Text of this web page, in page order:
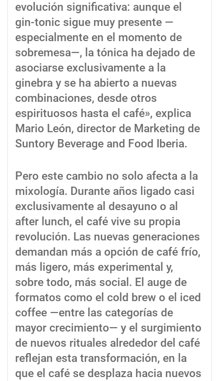
evolución significativa: aunque el
gin-tonic sigue muy presente —
especialmente en el momento de
sobremesa—, la tónica ha dejado de
asociarse exclusivamente a la
ginebra y se ha abierto a nuevas
combinaciones, desde otros
espirituosos hasta el café», explica
Mario León, director de Marketing de
Suntory Beverage and Food Iberia.
Pero este cambio no solo afecta a la
mixología. Durante años ligado casi
exclusivamente al desayuno o al
after lunch, el café vive su propia
revolución. Las nuevas generaciones
demandan más a opción de café frío,
más ligero, más experimental y,
sobre todo, más social. El auge de
formatos como el cold brew o el iced
coffee —entre las categorías de
mayor crecimiento— y el surgimiento
de nuevos rituales alrededor del café
reflejan esta transformación, en la
que el café se desplaza hacia nuevos